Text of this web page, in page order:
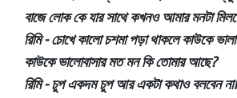
বাজে লোক কে যার সাথে কখনও আমার মনটা
রিমি - চোখে কালো চশমা পড়া থাকলে কাউকে
কাউকে ভালোবাসার মত মন কি তোমার আছে?
রিমি - চুপ একদম চুপ আর একটা কথাও বলবেন না।